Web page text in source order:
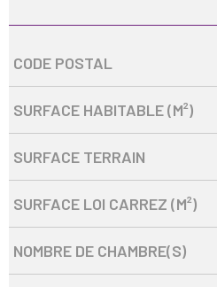
Caractérisque Valeurs
CODE POSTAL
SURFACE HABITABLE (M²)
SURFACE TERRAIN
SURFACE LOI CARREZ (M²)
NOMBRE DE CHAMBRE(S)